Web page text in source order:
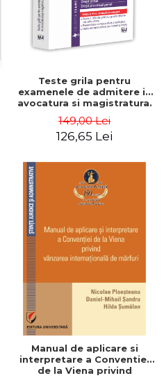
Teste grila pentru
examenele de admitere in
avocatura si magistratura.
procesual civil. Drept
penal. Drept procesual
Malina Tebies
149,00 Lei
126,65 Lei
Manual de aplicare si
interpretare a Conventiei
de la Viena privind